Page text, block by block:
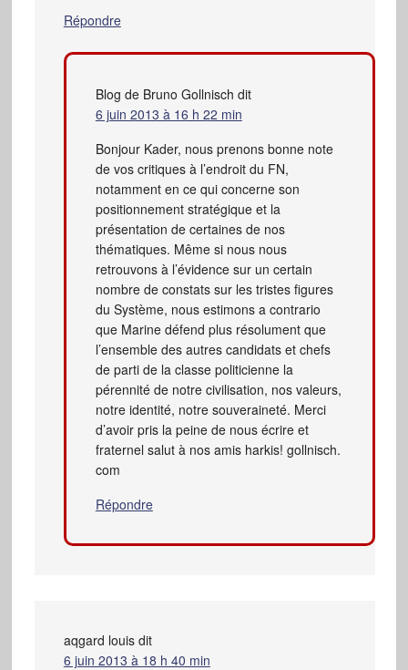
Répondre
Blog de Bruno Gollnisch dit
6 juin 2013 à 16 h 22 min
Bonjour Kader, nous prenons bonne note
de vos critiques à l’endroit du FN,
notamment en ce qui concerne son
positionnement stratégique et la
présentation de certaines de nos
thématiques. Même si nous nous
retrouvons à l’évidence sur un certain
nombre de constats sur les tristes figures
du Système, nous estimons a contrario
que Marine défend plus résolument que
l’ensemble des autres candidats et chefs
de parti de la classe politicienne la
pérennité de notre civilisation, nos valeurs,
notre identité, notre souveraineté. Merci
d’avoir pris la peine de nous écrire et
fraternel salut à nos amis harkis! gollnisch.
com
Répondre
aqgard louis dit
6 juin 2013 à 18 h 40 min